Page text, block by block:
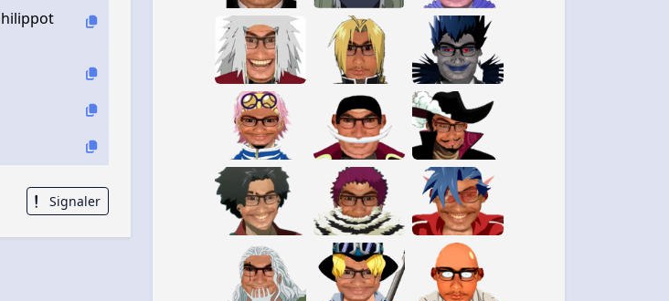
Signaler